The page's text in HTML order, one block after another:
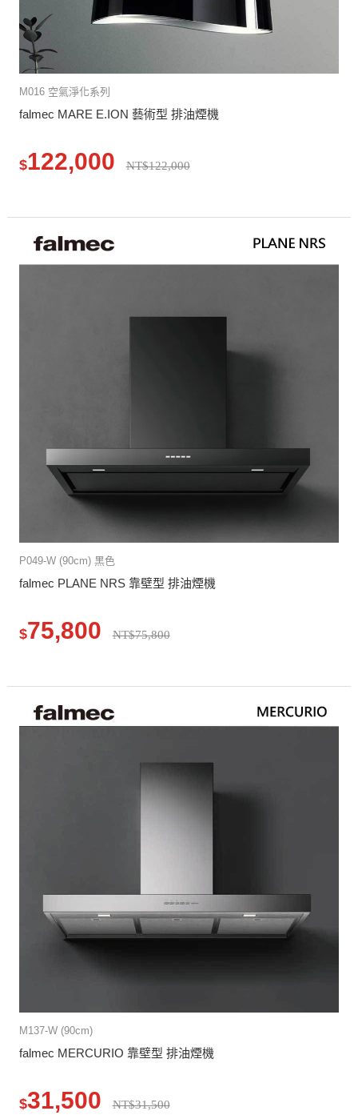
M016 空氣淨化系列
falmec MARE E.ION 藝術型 排油煙機
$122,000 NT$122,000
P049-W (90cm) 黑色
falmec PLANE NRS 靠壁型 排油煙機
$75,800 NT$75,800
M137-W (90cm)
falmec MERCURIO 靠壁型 排油煙機
$31,500 NT$31,500